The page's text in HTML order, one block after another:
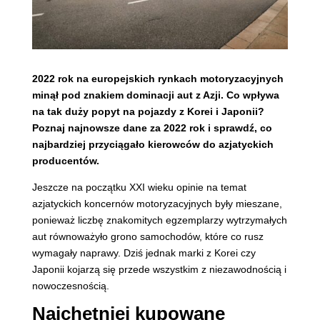
2022 rok na europejskich rynkach motoryzacyjnych
minął pod znakiem dominacji aut z Azji. Co wpływa
na tak duży popyt na pojazdy z Korei i Japonii?
Poznaj najnowsze dane za 2022 rok i sprawdź, co
najbardziej przyciągało kierowców do azjatyckich
producentów.
Jeszcze na początku XXI wieku opinie na temat
azjatyckich koncernów motoryzacyjnych były mieszane,
ponieważ liczbę znakomitych egzemplarzy wytrzymałych
aut równoważyło grono samochodów, które co rusz
wymagały naprawy. Dziś jednak marki z Korei czy
Japonii kojarzą się przede wszystkim z niezawodnością i
nowoczesnością.
Najchętniej kupowane